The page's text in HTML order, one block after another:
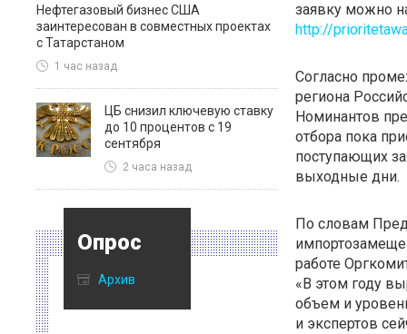
Нефтегазовый бизнес США
заинтересован в совместных проектах
с Татарстаном
1 час назад
ЦБ снизил ключевую ставку
до 10 процентов с 19
сентября
2 часа назад
Опрос
Архив
заявку можно
http://
Согласно
региона
Номинантов
отбора пока
поступающих
выходные дни.
По словам
работе
«В этом году
объем и
и экспертов